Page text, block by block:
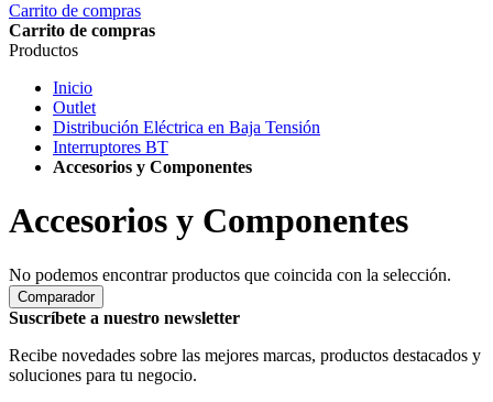
Carrito de compras
Carrito de compras
Productos
Inicio
Outlet
Distribución Eléctrica en Baja Tensión
Interruptores BT
Accesorios y Componentes
Accesorios y Componentes
No podemos encontrar productos que coincida con la selección.
Comparador
Suscríbete a nuestro newsletter
Recibe novedades sobre las mejores marcas, productos destacados y
soluciones para tu negocio.